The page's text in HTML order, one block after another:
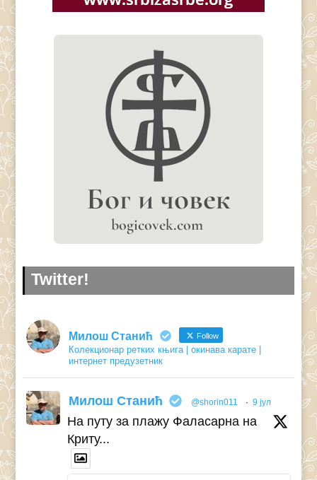
Twitter!
Милош Станић Follow
Колекционар ретких књига | окинава карате |
интернет предузетник
Милош Станић @shorin011 · 9 јул
На путу за плажу Фаласарна на
Криту...